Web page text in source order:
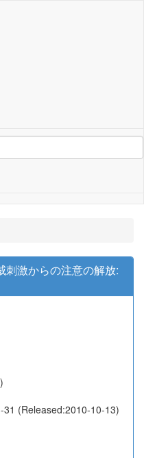
刺激からの注意の解放:
)
(Released:2010-10-13)